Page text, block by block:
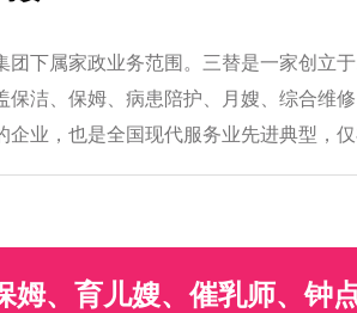
团下属家政业务范围。三替是一家创立
保洁、保姆、病患陪护、月嫂、综合维
企业，也是全国现代服务业先进典型，仅
姆、育儿嫂、催乳师、钟